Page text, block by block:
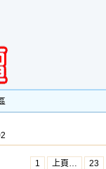
1 上頁… 23